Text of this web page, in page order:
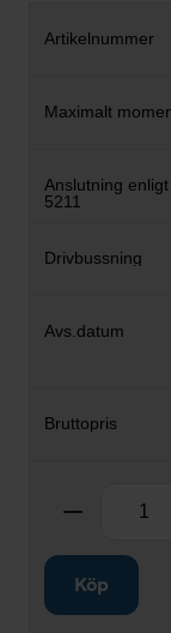
Ta bort
Köp